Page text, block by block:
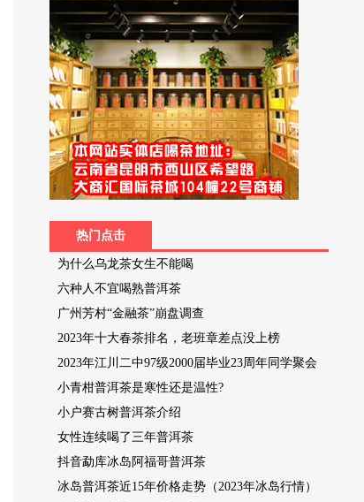
热门点击
为什么乌龙茶女生不能喝
六种人不宜喝熟普洱茶
广州芳村“金融茶”崩盘调查
2023年十大春茶排名，老班章差点没上榜
2023年江川二中97级2000届毕业23周年同学聚会
小青柑普洱茶是寒性还是温性?
小户赛古树普洱茶介绍
女性连续喝了三年普洱茶
抖音勐库冰岛阿福哥普洱茶
冰岛普洱茶近15年价格走势（2023年冰岛行情）